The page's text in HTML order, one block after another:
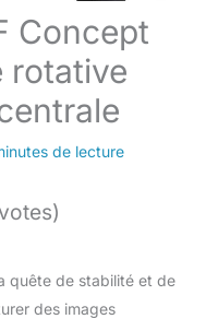
Concept
rotative
de lecture
quête de stabilité et de
des images